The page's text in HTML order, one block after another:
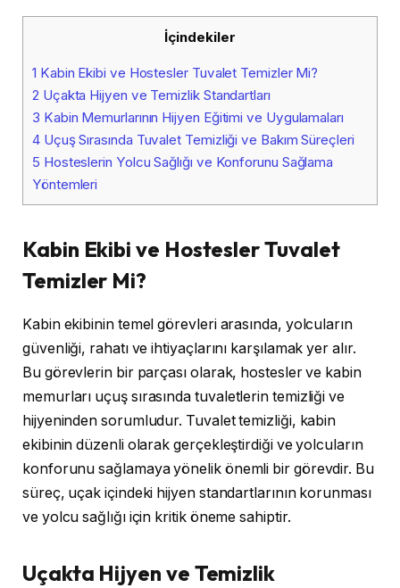
İçindekiler
1 Kabin Ekibi ve Hostesler Tuvalet Temizler Mi?
2 Uçakta Hijyen ve Temizlik Standartları
3 Kabin Memurlarının Hijyen Eğitimi ve Uygulamaları
4Uçuş Sırasında Tuvalet Temizliği ve Bakım Süreçleri
5 Hosteslerin Yolcu Sağlığı ve Konforunu Sağlama
Yöntemleri
Kabin Ekibi ve Hostesler Tuvalet
Temizler Mi?
Kabin ekibinin temel görevleri arasında, yolcuların
güvenliği, rahatı ve ihtiyaçlarını karşılamak yer alır.
Bu görevlerin bir parçası olarak, hostesler ve kabin
memurları uçuş sırasında tuvaletlerin temizliği ve
hijyeninden sorumludur. Tuvalet temizliği, kabin
ekibinin düzenli olarak gerçekleştirdiği ve yolcuların
konforunu sağlamaya yönelik önemli bir görevdir. Bu
süreç, uçak içindeki hijyen standartlarının korunması
ve yolcu sağlığı için kritik öneme sahiptir.
Uçakta Hijyen ve Temizlik